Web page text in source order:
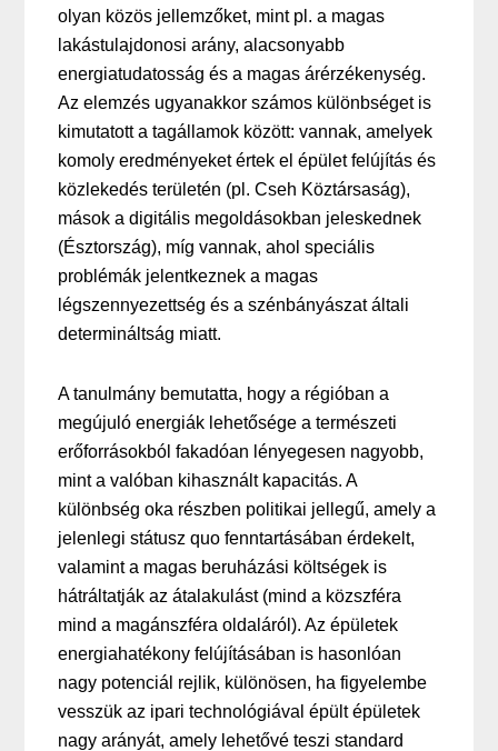
olyan közös jellemzőket, mint pl. a magas
lakástulajdonosi arány, alacsonyabb
energiatudatosság és a magas árérzékenység.
Az elemzés ugyanakkor számos különbséget is
kimutatott a tagállamok között: vannak, amelyek
komoly eredményeket értek el épület felújítás és
közlekedés területén (pl. Cseh Köztársaság),
mások a digitális megoldásokban jeleskednek
(Észtország), míg vannak, ahol speciális
problémák jelentkeznek a magas
légszennyezettség és a szénbányászat általi
determináltság miatt.
A tanulmány bemutatta, hogy a régióban a
megújuló energiák lehetősége a természeti
erőforrásokból fakadóan lényegesen nagyobb,
mint a valóban kihasznált kapacitás. A
különbség oka részben politikai jellegű, amely a
jelenlegi státusz quo fenntartásában érdekelt,
valamint a magas beruházási költségek is
hátráltatják az átalakulást (mind a közszféra
mind a magánszféra oldaláról). Az épületek
energiahatékony felújításában is hasonlóan
nagy potenciál rejlik, különösen, ha figyelembe
vesszük az ipari technológiával épült épületek
nagy arányát, amely lehetővé teszi standard